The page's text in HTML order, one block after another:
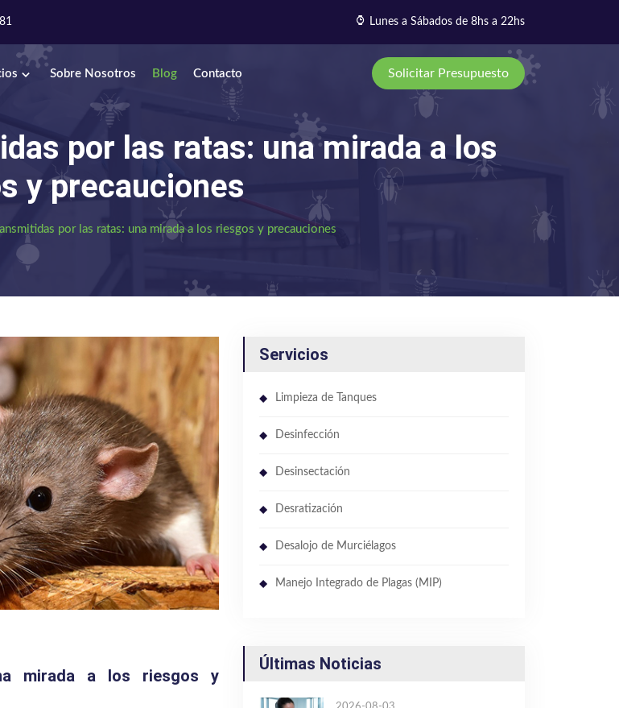
Lunes a Sábados de 8hs a 22hs
Sobre Nosotros Blog Contacto Solicitar Presupuesto
por las ratas: una mirada a los
y precauciones
por las ratas: una mirada a los riesgos y precauciones
mirada a los riesgos y
Servicios
Limpieza de Tanques
Desinfección
Desinsectación
Desratización
Desalojo de Murciélagos
Manejo Integrado de Plagas (MIP)
Últimas Noticias